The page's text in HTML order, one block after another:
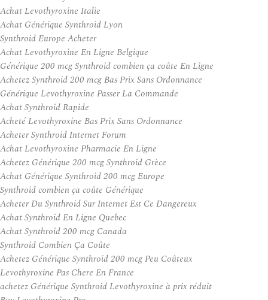
Achat Levothyroxine Italie
Achat Générique Synthroid Lyon
Synthroid Europe Acheter
Achat Levothyroxine En Ligne Belgique
Générique 200 mcg Synthroid combien ça coûte En Ligne
Achetez Synthroid 200 mcg Bas Prix Sans Ordonnance
Générique Levothyroxine Passer La Commande
Achat Synthroid Rapide
Acheté Levothyroxine Bas Prix Sans Ordonnance
Acheter Synthroid Internet Forum
Achat Levothyroxine Pharmacie En Ligne
Achetez Générique 200 mcg Synthroid Grèce
Achat Générique Synthroid 200 mcg Europe
Synthroid combien ça coûte Générique
Acheter Du Synthroid Sur Internet Est Ce Dangereux
Achat Synthroid En Ligne Quebec
Achat Synthroid 200 mcg Canada
Synthroid Combien Ça Coûte
Achetez Générique Synthroid 200 mcg Peu Coûteux
Levothyroxine Pas Chere En France
achetez Générique Synthroid Levothyroxine à prix réduit